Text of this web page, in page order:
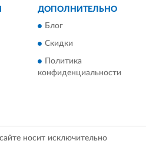
ДОПОЛНИТЕЛЬНО
Блог
Скидки
Политика
конфиденциальности
носит исключительно